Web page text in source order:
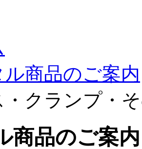
ル商品のご案内
クランプ・
商品のご案内